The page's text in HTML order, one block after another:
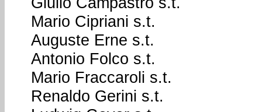
Mario Cipriani s.t.
Auguste Erne s.t.
Antonio Folco s.t.
Mario Fraccaroli s.t.
Renaldo Gerini s.t.